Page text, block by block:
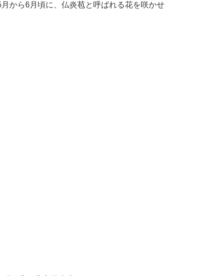
から6月頃に、仏炎苞と呼ばれる花を咲かせ